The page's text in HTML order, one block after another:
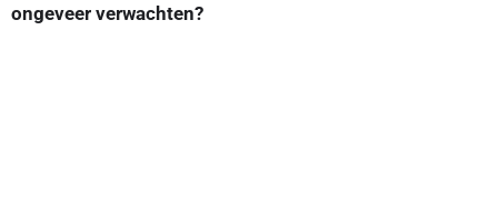
ongeveer verwachten?